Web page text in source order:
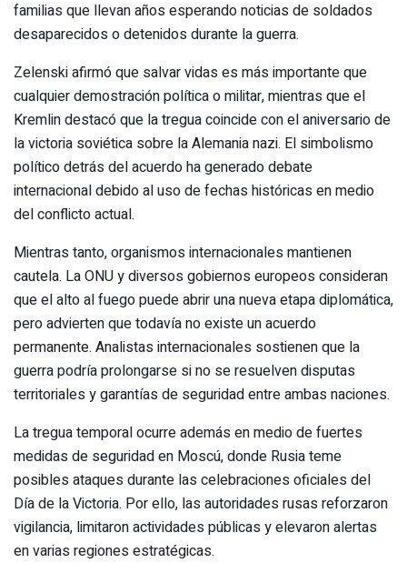
familias que llevan años esperando noticias de soldados
desaparecidos o detenidos durante la guerra.
Zelenski afirmó que salvar vidas es más importante que
cualquier demostración política o militar, mientras que el
Kremlin destacó que la tregua coincide con el aniversario de
la victoria soviética sobre la Alemania nazi. El simbolismo
político detrás del acuerdo ha generado debate
internacional debido al uso de fechas históricas en medio
del conflicto actual.
Mientras tanto, organismos internacionales mantienen
cautela. La ONU y diversos gobiernos europeos consideran
que el alto al fuego puede abrir una nueva etapa diplomática,
pero advierten que todavía no existe un acuerdo
permanente. Analistas internacionales sostienen que la
guerra podría prolongarse si no se resuelven disputas
territoriales y garantías de seguridad entre ambas naciones.
La tregua temporal ocurre además en medio de fuertes
medidas de seguridad en Moscú, donde Rusia teme
posibles ataques durante las celebraciones oficiales del
Día de la Victoria. Por ello, las autoridades rusas reforzaron
vigilancia, limitaron actividades públicas y elevaron alertas
en varias regiones estratégicas.